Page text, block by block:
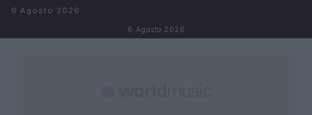
Salta al contenuto
6 Agosto 2026
6 Agosto 2026